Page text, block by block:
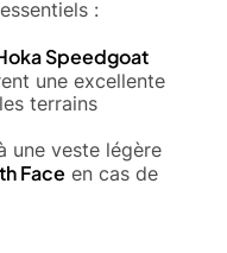
:
Speedgoat
une excellente
terrains
une veste légère
Face en cas de